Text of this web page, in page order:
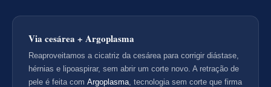
Via cesárea + Argoplasma
Reaproveitamos a cicatriz da cesárea para corrigir diástase,
hérnias e lipoaspirar, sem abrir um corte novo. A retração de
pele é feita com Argoplasma, tecnologia sem corte que firma